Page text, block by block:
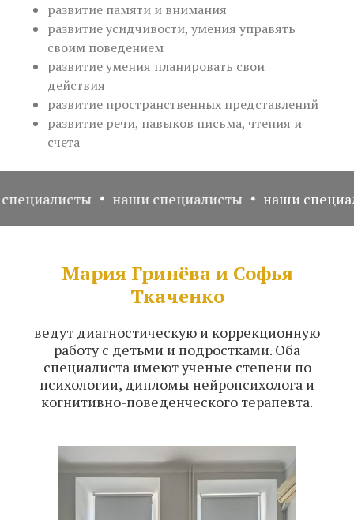
развитие памяти и внимания
развитие усидчивости, умения управять
своим поведением
развитие умения планировать свои
действия
развитие пространственных представлений
развитие речи, навыков письма, чтения и
счета
наши специалисты наши специалисты
Мария Гринёва и Софья
Ткаченко
ведут диагностическую и коррекционную
работу с детьми и подростками. Оба
специалиста имеют ученые степени по
психологии, дипломы нейропсихолога и
когнитивно-поведенческого терапевта.